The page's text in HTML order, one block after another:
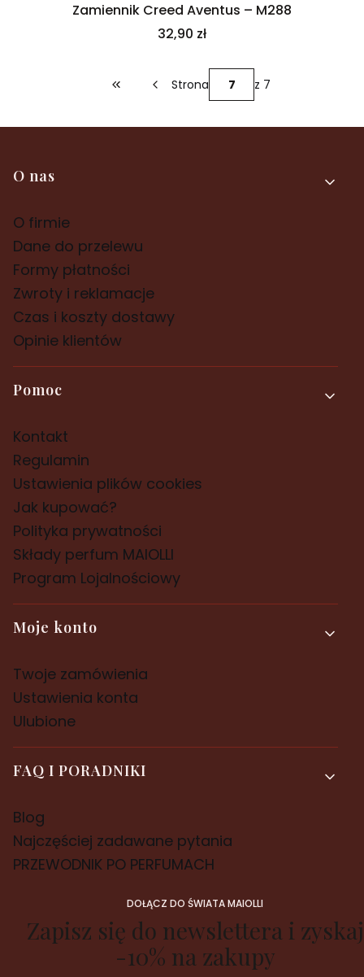
Zamiennik Creed Aventus – M288
Cena
32,90 zł
Wróć do pierwszej strony z produktami
Strona z 7
Linki w stopce
O nas
O firmie
Dane do przelewu
Formy płatności
Zwroty i reklamacje
Czas i koszty dostawy
Opinie klientów
Pomoc
Kontakt
Regulamin
Ustawienia plików cookies
Jak kupować?
Polityka prywatności
Składy perfum MAIOLLI
Program Lojalnościowy
Moje konto
Twoje zamówienia
Ustawienia konta
Ulubione
FAQ I PORADNIKI
Blog
Najczęściej zadawane pytania
PRZEWODNIK PO PERFUMACH
DOŁĄCZ DO ŚWIATA MAIOLLI
Zapisz się do newslettera i zyskaj
-10% na zakupy